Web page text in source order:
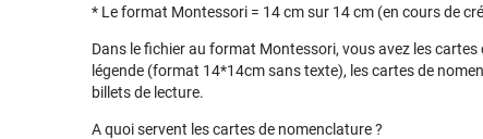
* Le format Montessori = 14 cm sur 14 cm (en cours de
Dans le fichier au format Montessori, vous avez les
légende (format 14*14cm sans texte), les cartes de
billets de lecture.
A quoi servent les cartes de nomenclature ?